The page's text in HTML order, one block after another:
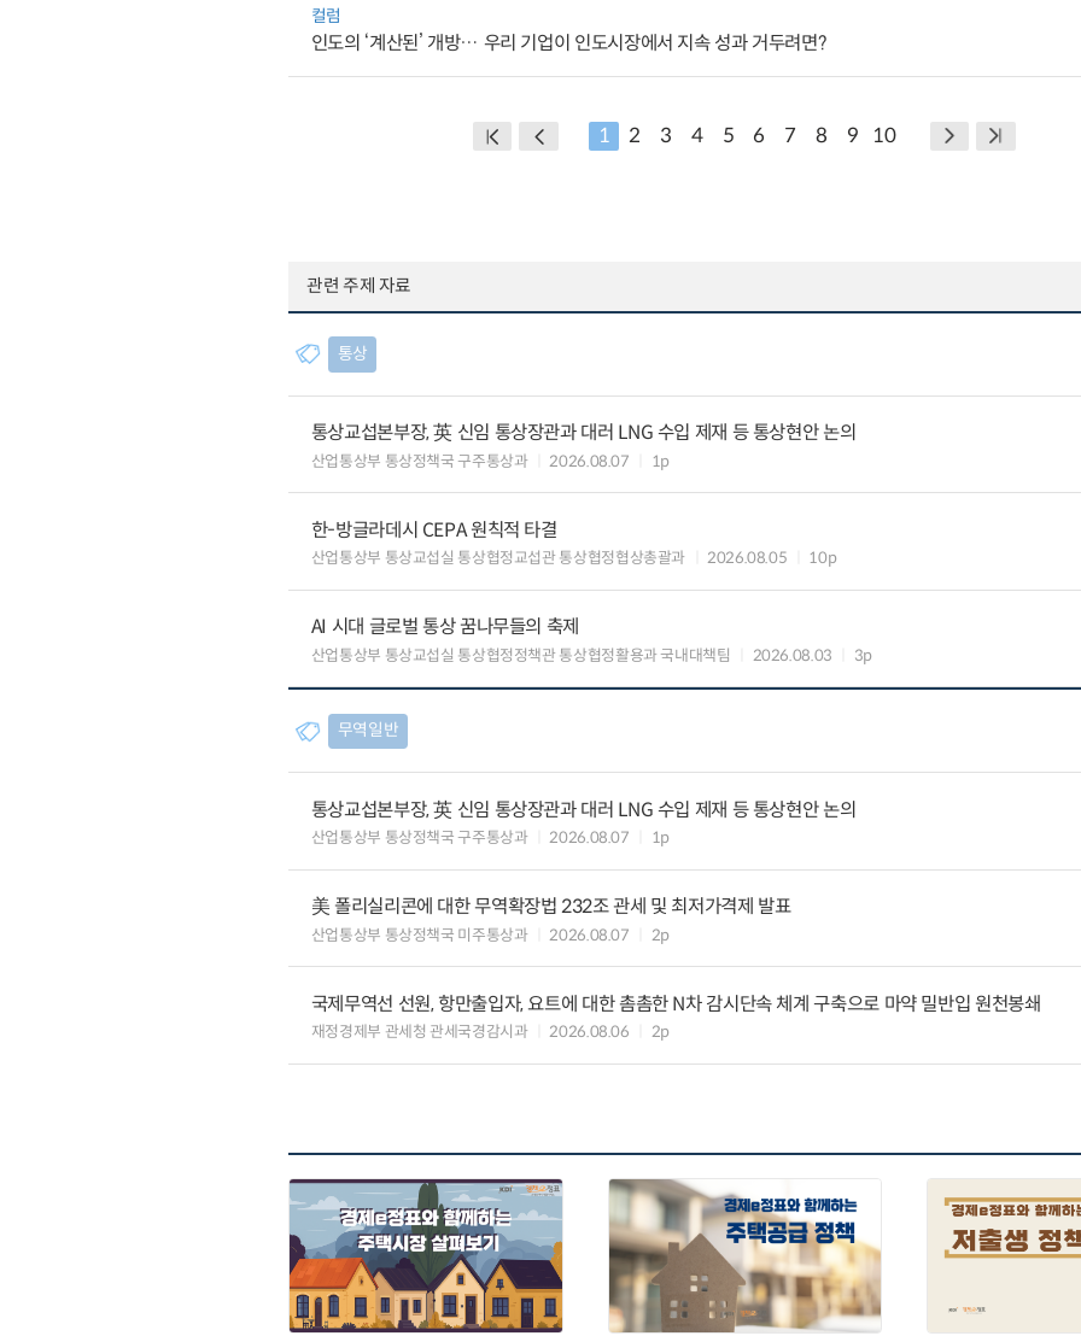
컬럼
인도의 ‘계산된’ 개방… 우리 기업이 인도시장에서 지속 성과 거두려면?
1 2 3 4 5 6 7 8 9 10
관련 주제 자료
통상
통상교섭본부장, 英 신임 통상장관과 대러 LNG 수입 제재 등 통상현안 논의
산업통상부 통상정책국 구주통상과 2026.08.07 1p
한-방글라데시 CEPA 원칙적 타결
산업통상부 통상교섭실 통상협정교섭관 통상협정협상총괄과 2026.08.05 10p
AI 시대 글로벌 통상 꿈나무들의 축제
산업통상부 통상교섭실 통상협정정책관 통상협정활용과 국내대책팀 2026.08.03 3p
무역일반
통상교섭본부장, 英 신임 통상장관과 대러 LNG 수입 제재 등 통상현안 논의
산업통상부 통상정책국 구주통상과 2026.08.07 1p
美 폴리실리콘에 대한 무역확장법 232조 관세 및 최저가격제 발표
산업통상부 통상정책국 미주통상과 2026.08.07 2p
국제무역선 선원, 항만출입자, 요트에 대한 촘촘한 N차 감시단속 체계 구축으로 마약 밀반입 원천봉쇄
재정경제부 관세청 관세국경감시과 2026.08.06 2p